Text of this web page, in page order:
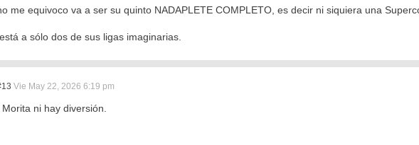
n
j
me equivoco va a ser su quinto NADAPLETE COMPLETO, es decir ni siquiera una
a sólo dos de sus ligas imaginarias.
M
n
Vie May 22, 2026 6:19 pm
Morita ni hay diversión.